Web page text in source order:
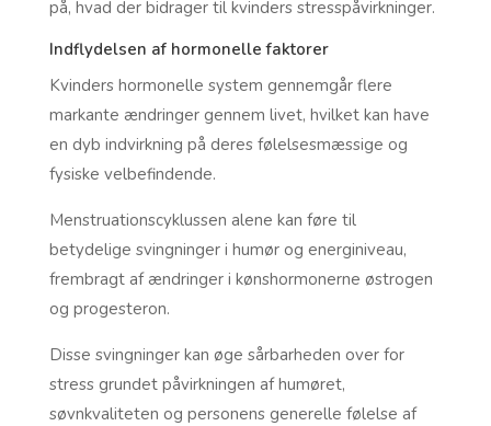
på, hvad der bidrager til kvinders stresspåvirkninger.
Indflydelsen af hormonelle faktorer
Kvinders hormonelle system gennemgår flere
markante ændringer gennem livet, hvilket kan have
en dyb indvirkning på deres følelsesmæssige og
fysiske velbefindende.
Menstruationscyklussen alene kan føre til
betydelige svingninger i humør og energiniveau,
frembragt af ændringer i kønshormonerne østrogen
og progesteron.
Disse svingninger kan øge sårbarheden over for
stress grundet påvirkningen af humøret,
søvnkvaliteten og personens generelle følelse af